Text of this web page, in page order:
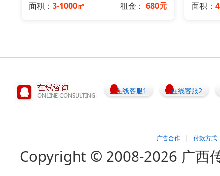
面积： 3-1000㎡ 租金： 680元 面积：
在线客服1 在线客服2
广告合作 | 付款方式
Copyright © 2008-2026 广西